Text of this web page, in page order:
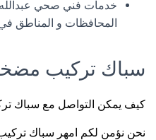
خدمات فني صحي
المحافظات و المناطق في
سباك تركيب
كيف يمكن التواصل مع سباك
نحن نؤمن لكم امهر سباك